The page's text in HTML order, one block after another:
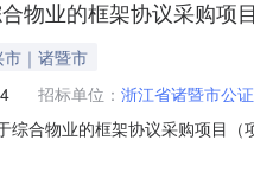
物业的框架协议采购项
｜诸暨市
招标单位： 浙江省诸暨市公
综合物业的框架协议采购项目
编码:330681项目所在行政区